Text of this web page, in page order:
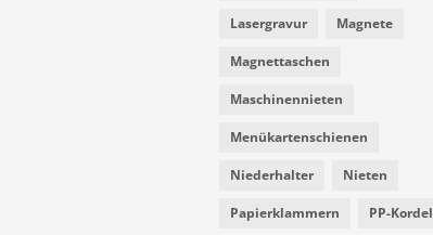
Lasergravur Magnete
Magnettaschen
Maschinennieten
Menükartenschienen
Niederhalter Nieten
Papierklammern PP-Kordel